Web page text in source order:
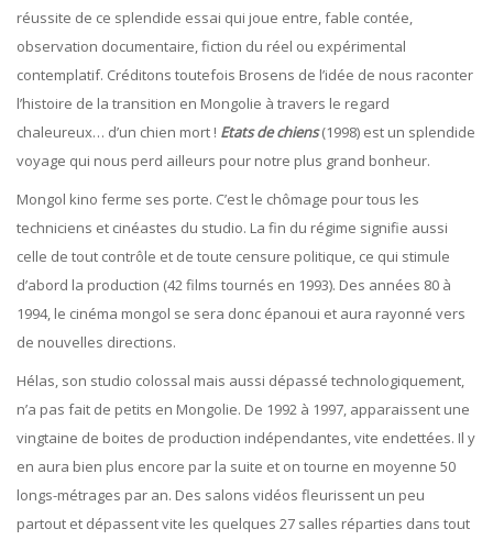
réussite de ce splendide essai qui joue entre, fable contée,
observation documentaire, fiction du réel ou expérimental
contemplatif. Créditons toutefois Brosens de l’idée de nous raconter
l’histoire de la transition en Mongolie à travers le regard
chaleureux… d’un chien mort ! Etats de chiens(1998) est un splendide
voyage qui nous perd ailleurs pour notre plus grand bonheur.
Mongol kino ferme ses porte. C’est le chômage pour tous les
techniciens et cinéastes du studio. La fin du régime signifie aussi
celle de tout contrôle et de toute censure politique, ce qui stimule
d’abord la production (42 films tournés en 1993). Des années 80 à
1994, le cinéma mongol se sera donc épanoui et aura rayonné vers
de nouvelles directions.
Hélas, son studio colossal mais aussi dépassé technologiquement,
n’a pas fait de petits en Mongolie. De 1992 à 1997, apparaissent une
vingtaine de boites de production indépendantes, vite endettées. Il y
en aura bien plus encore par la suite et on tourne en moyenne 50
longs-métrages par an. Des salons vidéos fleurissent un peu
partout et dépassent vite les quelques 27 salles réparties dans tout